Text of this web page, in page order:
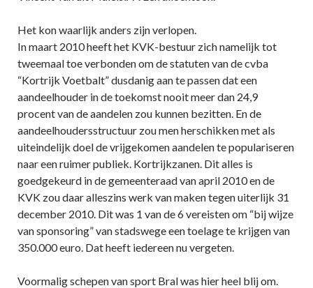
Het kon waarlijk anders zijn verlopen.
In maart 2010 heeft het KVK-bestuur zich namelijk tot
tweemaal toe verbonden om de statuten van de cvba
“Kortrijk Voetbalt” dusdanig aan te passen dat een
aandeelhouder in de toekomst nooit meer dan 24,9
procent van de aandelen zou kunnen bezitten. En de
aandeelhoudersstructuur zou men herschikken met als
uiteindelijk doel de vrijgekomen aandelen te populariseren
naar een ruimer publiek. Kortrijkzanen. Dit alles is
goedgekeurd in de gemeenteraad van april 2010 en de
KVK zou daar alleszins werk van maken tegen uiterlijk 31
december 2010. Dit was 1 van de 6 vereisten om “bij wijze
van sponsoring” van stadswege een toelage te krijgen van
350.000 euro. Dat heeft iedereen nu vergeten.
Voormalig schepen van sport Bral was hier heel blij om.